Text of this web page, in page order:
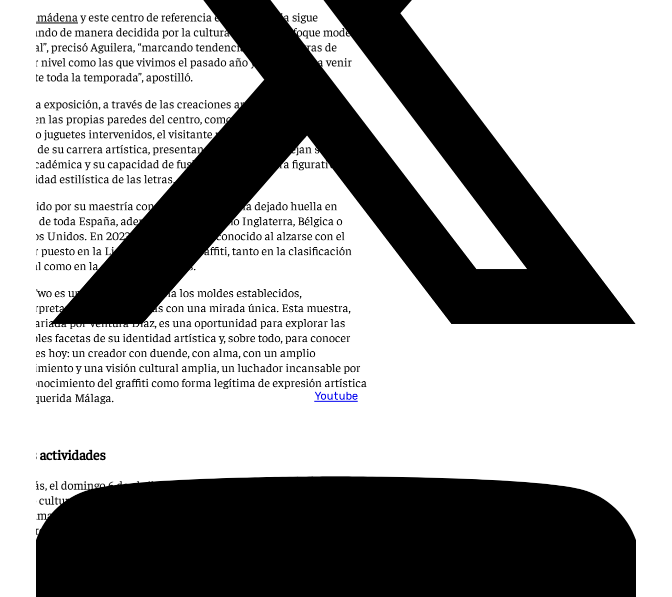
Youtube
Benalmádena y este centro de referencia en la provincia sigue
apostando de manera decidida por la cultura desde un enfoque moderno
y actual”, precisó Aguilera, “marcando tendencias con muestras de
primer nivel como las que vivimos el pasado año y las que van a venir
durante toda la temporada”, apostilló.
En esta exposición, a través de las creaciones artísticas de Hide Two,
tanto en las propias paredes del centro, como en lienzos, esculturas e
incluso juguetes intervenidos, el visitante podrá disfrutar de un viaje a
través de su carrera artística, presentando piezas que reflejan su faceta
más académica y su capacidad de fusión entre la pintura figurativa y la
diversidad estilística de las letras.
Conocido por su maestría con el spray, su obra ha dejado huella en
muros de toda España, además de países como Inglaterra, Bélgica o
Estados Unidos. En 2023, su talento fue reconocido al alzarse con el
primer puesto en la Liga Nacional de Graffiti, tanto en la clasificación
general como en la categoría de letras.
Hide Two es un artista que desafía los moldes establecidos,
reinterpretando sus influencias con una mirada única. Esta muestra,
comisariada por Ventura Díaz, es una oportunidad para explorar las
múltiples facetas de su identidad artística y, sobre todo, para conocer
quién es hoy: un creador con duende, con alma, con un amplio
conocimiento y una visión cultural amplia, un luchador incansable por
el reconocimiento del graffiti como forma legítima de expresión artística
en su querida Málaga.
Otras actividades
Además, el domingo 6 de abril el arte urbano sale de las paredes de este
centro cultural y se traslada a la Plaza Olé con el “Show de Calle”, un
programa de tarde, con música y baile brake dance, en el que todo el que
se acerque podrá aprender la técnica de la mano de los especialistas del
Círculo Breaking, y además Hide Two intervendrá en vivo en varias